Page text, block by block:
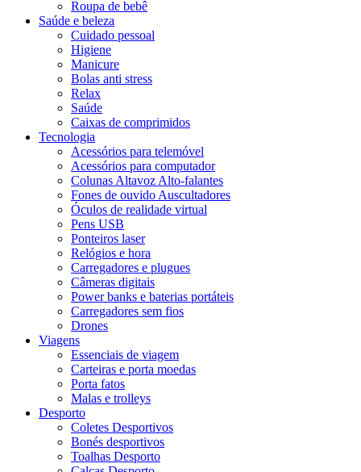
Roupa de bebê
Saúde e beleza
Cuidado pessoal
Higiene
Manicure
Bolas anti stress
Relax
Saúde
Caixas de comprimidos
Tecnologia
Acessórios para telemóvel
Acessórios para computador
Colunas Altavoz Alto-falantes
Fones de ouvido Auscultadores
Óculos de realidade virtual
Pens USB
Ponteiros laser
Relógios e hora
Carregadores e plugues
Câmeras digitais
Power banks e baterias portáteis
Carregadores sem fios
Drones
Viagens
Essenciais de viagem
Carteiras e porta moedas
Porta fatos
Malas e trolleys
Desporto
Coletes Desportivos
Bonés desportivos
Toalhas Desporto